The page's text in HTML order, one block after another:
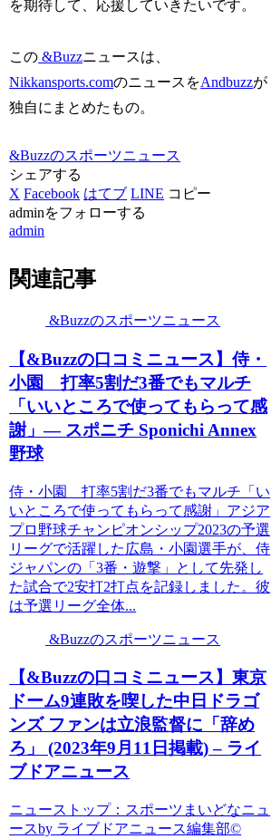
を期待して、応援していきたいです。
この &Buzzニュースは、
Nikkansports.comのニュースをAndbuzzが
独自にまとめたもの。
&Buzzのスポーツニュース
シェアする
X Facebook はてブ LINE コピー
adminをフォローする
admin
関連記事
&Buzzのスポーツニュース
【&Buzzの口コミニュース】侍・
小園 打率5割だ3番でもマルチ
「いいところで使ってもらって感
謝」― スポニチ Sponichi Annex
野球
侍・小園 打率5割だ3番でもマルチ「い
いところで使ってもらって感謝」アジア
プロ野球チャンピオンシップ2023の予選
リーグで活躍した広島・小園選手が、侍
ジャパンの「3番・遊撃」として先発し
た試合で2安打2打点を記録しました。彼
は予選リーグ全体...
&Buzzのスポーツニュース
【&Buzzの口コミニュース】東京
ドーム9連敗を喫した中日ドラゴ
ンズ ファンは立浪監督に「辞め
ろ」 (2023年9月11日掲載) – ライ
ブドアニュース
ニューストップ：スポーツまいどなニュ
ースby ライブドアニュース編集部©